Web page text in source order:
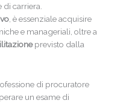
di carriera.
, è essenziale acquisire
e manageriali, oltre a
previsto dalla
di procuratore
un esame di